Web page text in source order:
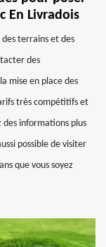
En Livradois
terrains et des
des
mise en place des
très compétitifs et
des informations plus
possible de visiter
que vous soyez